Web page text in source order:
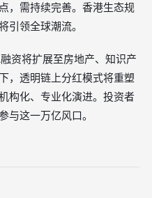
，需持续完善。香港生态规
引领全球潮流。
资将扩展至房地产、知识产
，透明链上分红模式将重塑
构化、专业化演进。投资者
与这一万亿风口。